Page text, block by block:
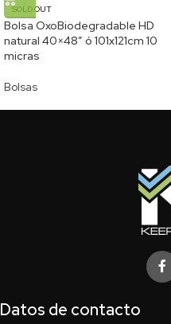
SOLD OUT
Bolsa OxoBiodegradable HD
natural 40×48″ ó 101x121cm 10
micras
Bolsas
Datos de contacto